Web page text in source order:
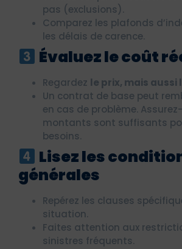
pas (exclusions).
Comparez les plafonds
les délais de carence.
Évaluez le coût
Regardez le prix, mais aussi
Un contrat de base peut
en cas de problème.
montants sont suffisants
besoins.
Lisez les
générales
Repérez les clauses
situation.
Faites attention aux
sinistres fréquents.